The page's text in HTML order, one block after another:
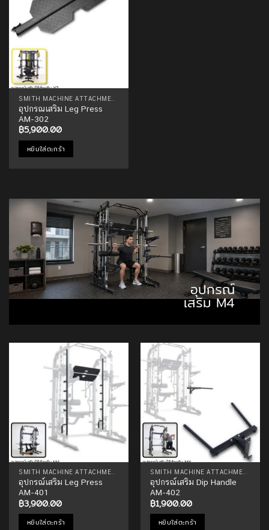
Wishlist
อุปกรณเสริม Leg Press
AM-302
฿5,900.00
หยิบใส่ตะกร้า
อุปกรณ์
เสริม M4
Add to
Wishlist
SMITH MACHINE ATTACHMENTS
อุปกรณ์เสริม Leg Press
AM-401
฿3,900.00
หยิบใส่ตะกร้า
SMITH MACHINE ATTACHMENTS
อุปกรณ์เสริม Dip Handle
AM-402
฿1,900.00
หยิบใส่ตะกร้า